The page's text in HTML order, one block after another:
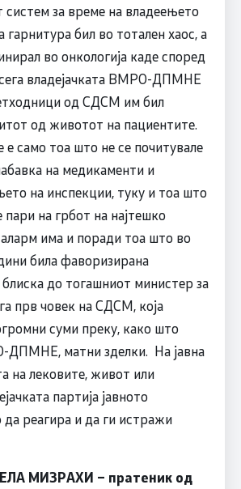
систем за време на владеењето
гарнитура бил во тотален хаос, а
во онкологија каде според
владејачката ВМРО-ДПМНЕ
од СДСМ им бил
од животот на пациентите.
е само тоа што не се почитувале
на медикаменти и
на инспекции, туку и тоа што
пари на грбот на најтешко
аларм има и поради тоа што во
била фаворизирана
блиска до тогашниот министер за
прв човек на СДСМ, која
суми преку, како што
ДПМНЕ, матни зделки. На јавна
на лековите, живот или
партија јавното
да реагира и да ги истражи
МИЗРАХИ – пратеник од